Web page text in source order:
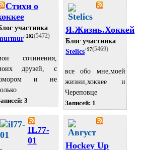
Стихи о
участника
+202(5472)
сочинения,
друзей, с
и не
3
Я.Жизнь.Хоккей
Блог участника
Stelics+97(5469)
все обо мне,моей
жизни,хоккее и
Череповце
Записей: 1
IL77-
01
Hockey Up